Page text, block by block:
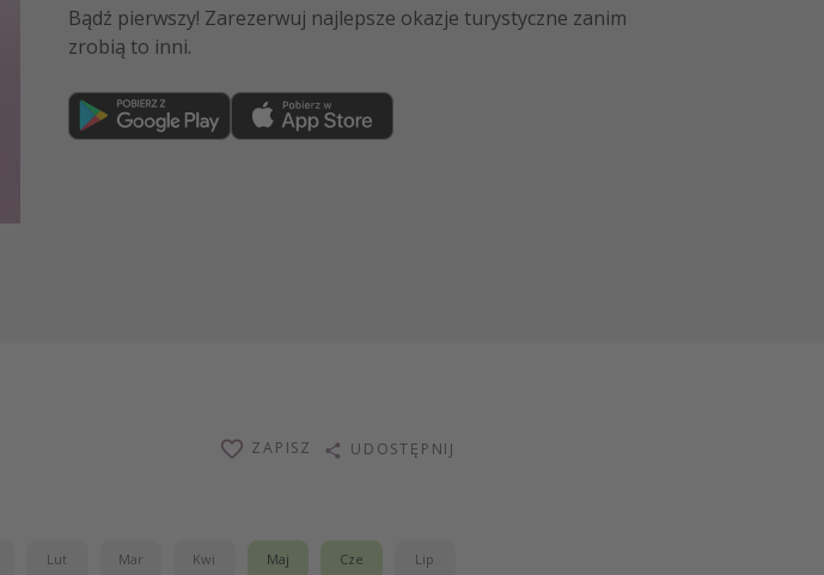
Bądź pierwszy! Zarezerwuj najlepsze okazje turystyczne zanim
zrobią to inni.
NAJLEPSZE oferty podróżnicze, porady ekspertów i wiele więcej!
Dołącz teraz
ZAPISZ UDOSTĘPNIJ
Lut Mar Kwi Maj Cze Lip